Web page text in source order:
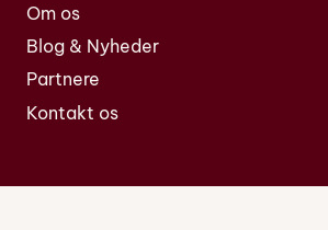
Om os
Blog & Nyheder
Partnere
Kontakt os